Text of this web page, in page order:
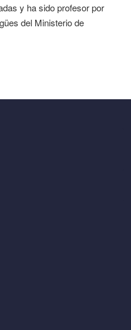
y ha sido profesor por
del Ministerio de